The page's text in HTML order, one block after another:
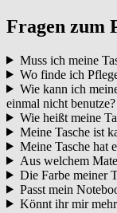
Fragen zum
Muss ich meine
Wo finde ich
Wie kann ich
einmal nicht benutze?
Wie heißt meine
Meine Tasche ist
Meine Tasche hat
Aus welchem
Die Farbe meiner
Passt mein
Könnt ihr mir